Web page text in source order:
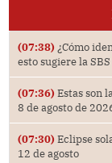
(07:38) ¿Cómo
esto sugiere la SBS
(07:36) Estas son
8 de agosto de
(07:30) Eclipse
12 de agosto